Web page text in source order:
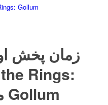
زمان پخش
Rings:
Gollum مشخص شد